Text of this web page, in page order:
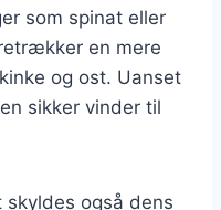
som spinat eller
en mere
og ost. Uanset
sikker vinder til
skyldes også dens